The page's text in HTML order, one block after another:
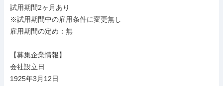
試用期間2ヶ月あり
※試用期間中の雇用条件に変更無し
雇用期間の定め：無
【募集企業情報】
会社設立日
1925年3月12日